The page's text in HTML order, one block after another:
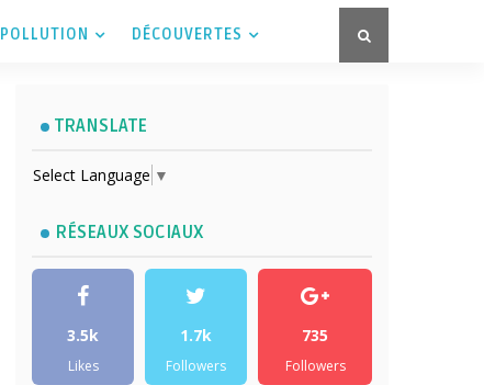
POLLUTION DÉCOUVERTES
TRANSLATE
Select Language ▼
RÉSEAUX SOCIAUX
3.5k
Likes
1.7k
Followers
735
Followers